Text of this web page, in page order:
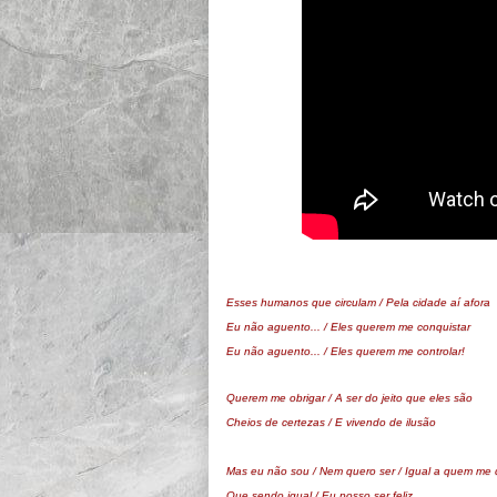
Esses humanos que circulam /Pela cidade aí afora
Eu não aguento... / Eles querem me conquistar
Eu não aguento... / Eles querem me controlar!
Querem me obrigar / A ser do jeito que eles são
Cheios de certezas / E vivendo de ilusão
Mas eu não sou / Nem quero ser / Igual a quem me